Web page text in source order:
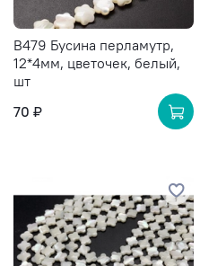
B479 Бусина перламутр,
12*4мм, цветочек, белый,
шт
70 ₽